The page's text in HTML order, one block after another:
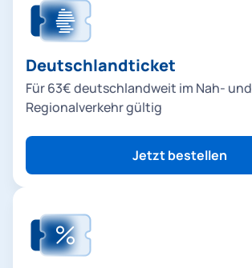
M
ü
n
c
h
e
m
Deutschlandticket
Für 63€ deutschlandweit im Nah- und
Regionalverkehr gültig
Jetzt bestellen